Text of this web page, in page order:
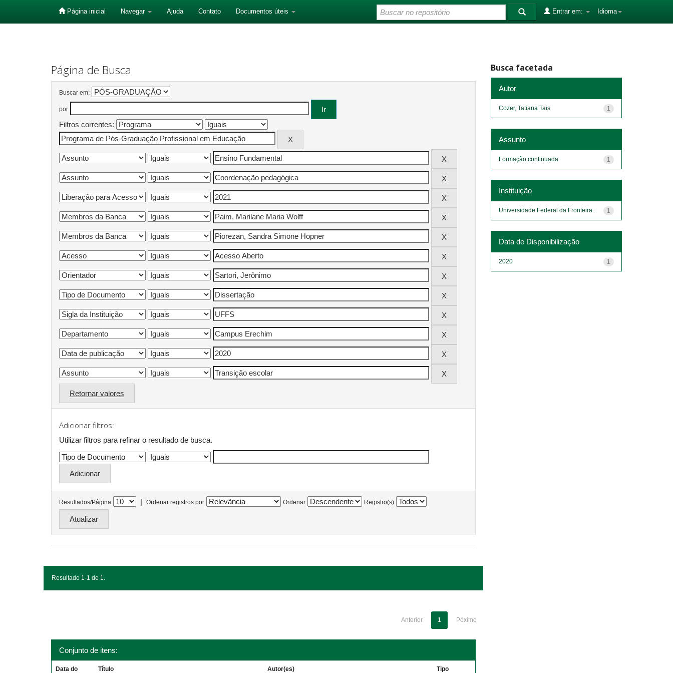
Página inicial Navegar Ajuda Contato Documentos úteis Idioma
Entrar em:
Página de Busca
Buscar em:
por
Filtros correntes:
Retornar valores
Adicionar filtros:
Utilizar filtros para refinar o resultado de busca.
Resultados/Página | Ordenar registros por Ordenar Registro(s)
Resultado 1-1 de 1.
Anterior 1 Póximo
Conjunto de itens:
Data do Título Autor(es) Tipo
Busca facetada
Autor
1
Cozer, Tatiana Tais
Assunto
1
Formação continuada
Instituição
1
Universidade Federal da Fronteira...
Data de Disponibilização
1
2020